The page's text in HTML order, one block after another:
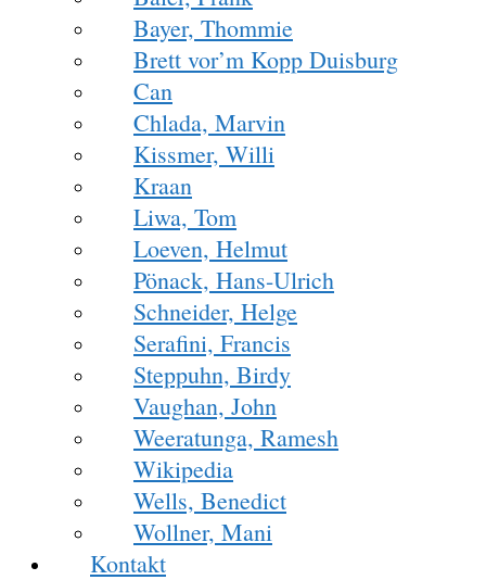
Bayer, Thommie
Brett vor’m Kopp Duisburg
Can
Chlada, Marvin
Kissmer, Willi
Kraan
Liwa, Tom
Loeven, Helmut
Pönack, Hans-Ulrich
Schneider, Helge
Serafini, Francis
Steppuhn, Birdy
Vaughan, John
Weeratunga, Ramesh
Wikipedia
Wells, Benedict
Wollner, Mani
Kontakt